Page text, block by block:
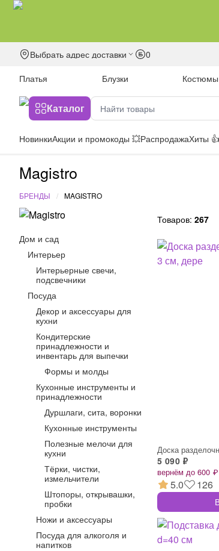
Выбрать адрес доставки 0
Платья
Блузки Костюмы
Каталог
НовинкиАкции и промокоды 💥РаспродажаХиты 👍
Magistro
БРЕНДЫ MAGISTRO
Дом и сад
Интерьер
Интерьерные свечи,
подсвечники
Посуда
Декор и аксессуары для
кухни
Кондитерские
принадлежности и
инвентарь для выпечки
Формы и молды
Кухонные инструменты и
принадлежности
Дуршлаги, сита, воронки
Кухонные инструменты
Полезные мелочи для
кухни
Тёрки, чистки,
измельчители
Штопоры, открывашки,
пробки
Ножи и аксессуары
Посуда для алкоголя и
напитков
Товаров: 267
5 090 ₽
вернём до 600 ₽
5.0 126